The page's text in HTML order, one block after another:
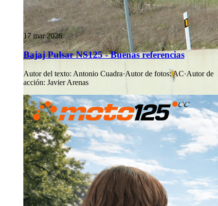
17 mar 2026
Bajaj Pulsar NS125 - Buenas referencias
Autor del texto: Antonio Cuadra·Autor de fotos:AC·Autor de
acción: Javier Arenas